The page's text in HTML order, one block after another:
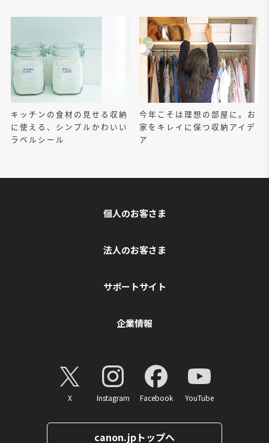
キッチンの食材の見せる収納
に使える、シンプルかわいい
ラベルシール
今年こそは理想の部屋に。お
家をキレイに保つ収納アイデ
ア
個人のお客さま
法人のお客さま
サポートサイト
企業情報
X Instagram Facebook YouTube
canon.jpトップへ